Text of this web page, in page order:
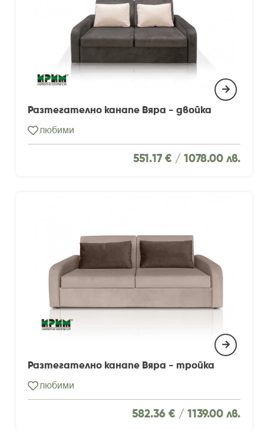
Разтегателно канапе Вяра - двойка
любими
551.17 € / 1078.00 лв.
Разтегателно канапе Вяра - тройка
любими
582.36 € / 1139.00 лв.